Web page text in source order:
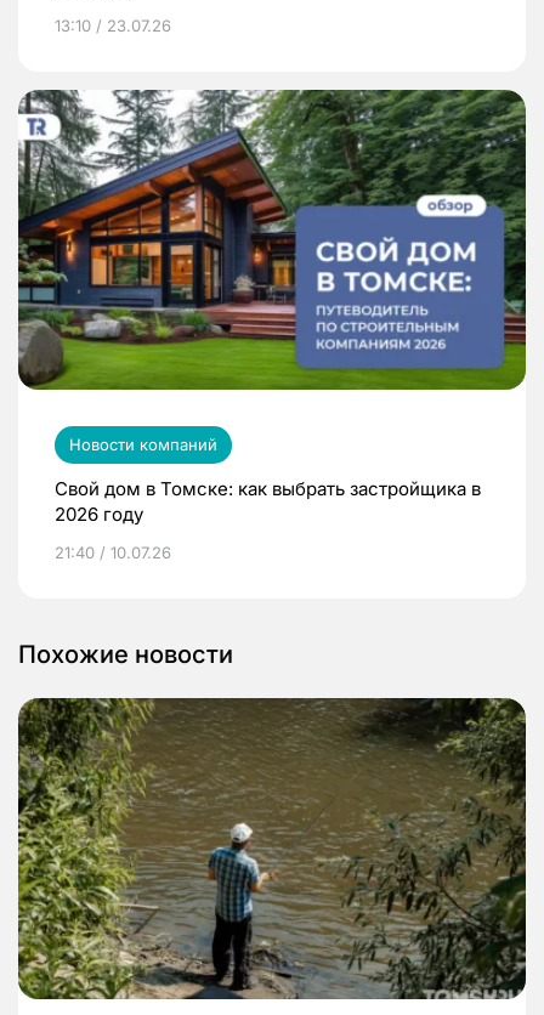
13:10 / 23.07.26
Новости компаний
Свой дом в Томске: как выбрать застройщика в
2026 году
21:40 / 10.07.26
Похожие новости